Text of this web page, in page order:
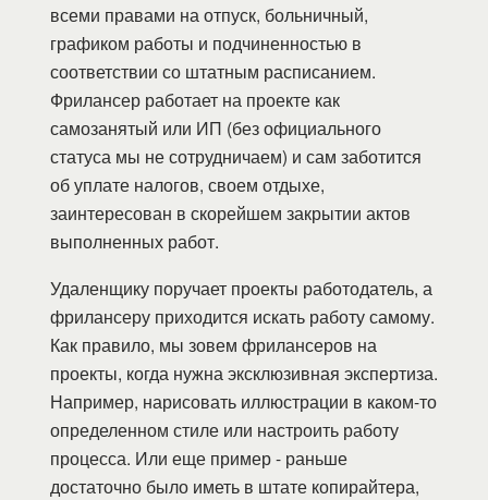
всеми правами на отпуск, больничный,
графиком работы и подчиненностью в
соответствии со штатным расписанием.
Фрилансер работает на проекте как
самозанятый или ИП (без официального
статуса мы не сотрудничаем) и сам заботится
об уплате налогов, своем отдыхе,
заинтересован в скорейшем закрытии актов
выполненных работ.
Удаленщику поручает проекты работодатель, а
фрилансеру приходится искать работу самому.
Как правило, мы зовем фрилансеров на
проекты, когда нужна эксклюзивная экспертиза.
Например, нарисовать иллюстрации в каком-то
определенном стиле или настроить работу
процесса. Или еще пример - раньше
достаточно было иметь в штате копирайтера,